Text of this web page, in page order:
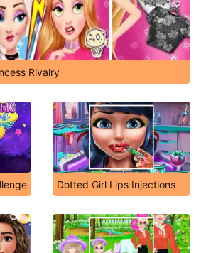
Rivalry
Dotted Girl Lips Injections